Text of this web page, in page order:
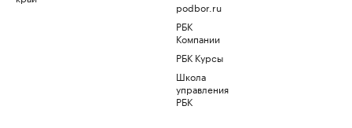
podbor.ru
РБК
Компании
РБК Курсы
Школа
управления
РБК